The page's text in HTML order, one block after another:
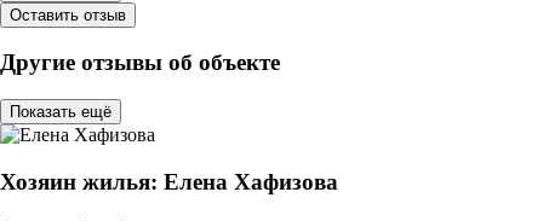
Оставить отзыв
Другие отзывы об объекте
Показать ещё
Хозяин жилья: Елена Хафизова